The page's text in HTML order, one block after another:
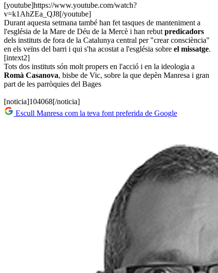
[youtube]https://www.youtube.com/watch?
v=k1AhZEa_QJ8[/youtube]
Durant aquesta setmana també han fet tasques de manteniment a
l'església de la Mare de Déu de la Mercè i han rebut predicadors
dels instituts de fora de la Catalunya central per "crear consciència"
en els veïns del barri i qui s'ha acostat a l'església sobre el missatge.
[intext2]
Tots dos instituts són molt propers en l'acció i en la ideologia a
Romà Casanova, bisbe de Vic, sobre la que depèn Manresa i gran
part de les parròquies del Bages
[noticia]104068[/noticia]
Escull Manresa com la teva font preferida de Google